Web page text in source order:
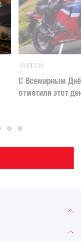
10 ИЮНЯ
С Всемирным
отметили этот